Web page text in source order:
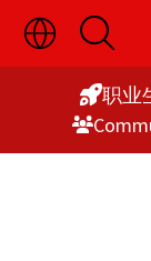
Skip
to
切
换
语
显
开
启
搜
索职业